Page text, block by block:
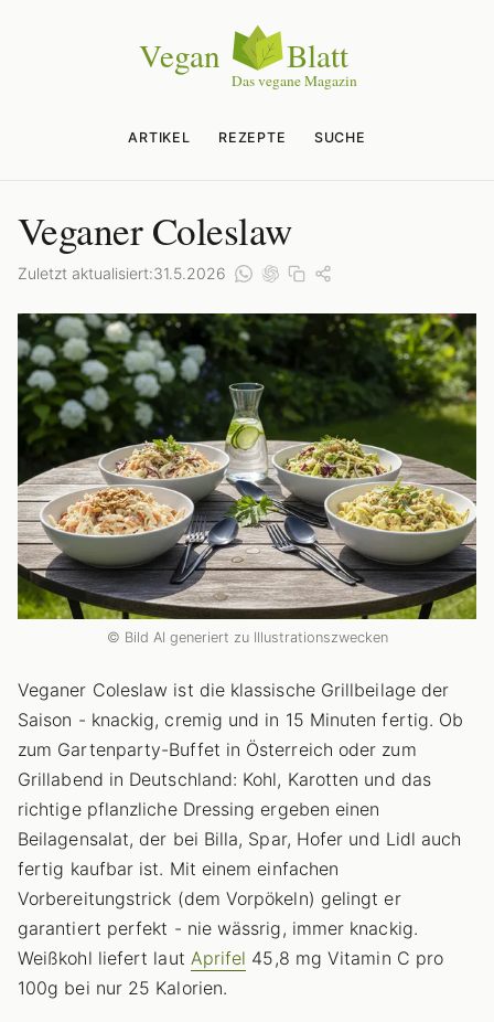
ARTIKEL REZEPTE SUCHE
Veganer Coleslaw
Zuletzt aktualisiert:31.5.2026
© Bild AI generiert zu Illustrationszwecken
Veganer Coleslaw ist die klassische Grillbeilage der
Saison - knackig, cremig und in 15 Minuten fertig. Ob
zum Gartenparty-Buffet in Österreich oder zum
Grillabend in Deutschland: Kohl, Karotten und das
richtige pflanzliche Dressing ergeben einen
Beilagensalat, der bei Billa, Spar, Hofer und Lidl auch
fertig kaufbar ist. Mit einem einfachen
Vorbereitungstrick (dem Vorpökeln) gelingt er
garantiert perfekt - nie wässrig, immer knackig.
Weißkohl liefert laut Aprifel 45,8 mg Vitamin C pro
100g bei nur 25 Kalorien.